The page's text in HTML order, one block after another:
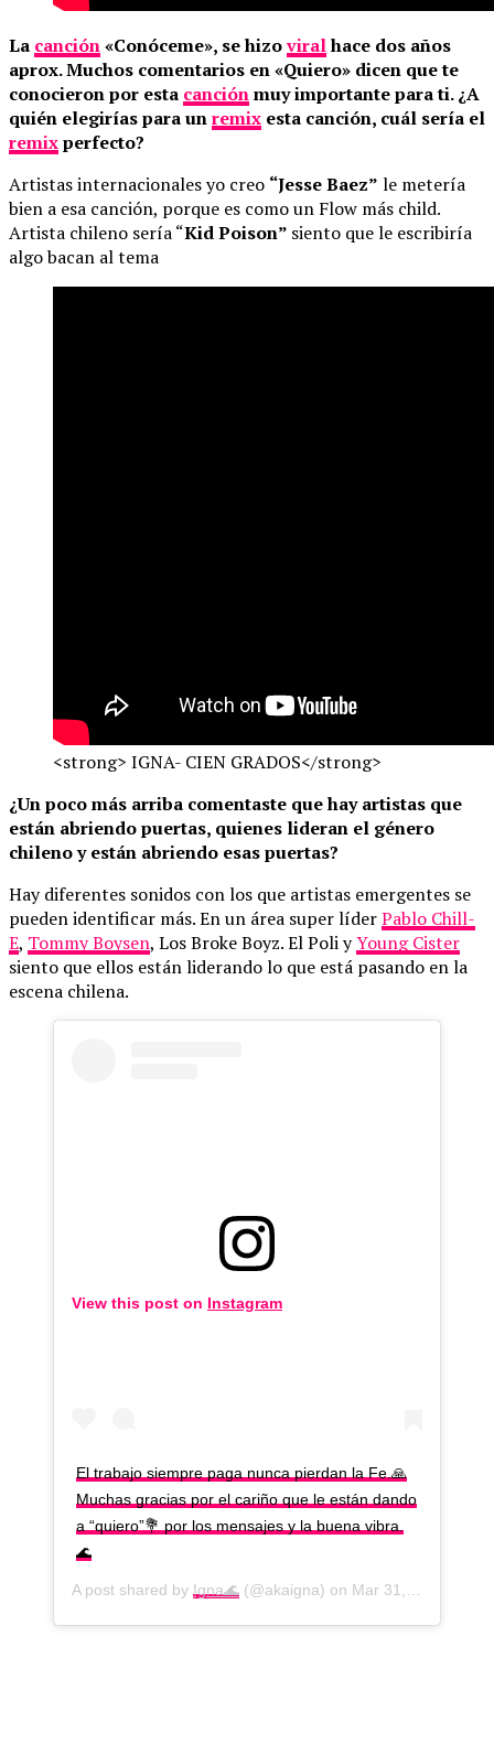
La canción«Conóceme», se hizoviralhace dos años
aprox. Muchos comentarios en «Quiero» dicen que te
conocieron por esta canciónmuy importante para ti. ¿A
quién elegirías para unremix esta canción, cuál sería el
remixperfecto?
Artistas internacionales yo creo “Jesse Baez” le metería
bien a esa canción, porque es como un Flow más child.
Artista chileno sería “Kid Poison” siento que le escribiría
algo bacan al tema
<strong> IGNA- CIEN GRADOS</strong>
¿Un poco más arriba comentaste que hay artistas que
están abriendo puertas, quienes lideran el género
chileno y están abriendo esas puertas?
Hay diferentes sonidos con los que artistas emergentes se
pueden identificar más. En un área super líderPablo Chill-
E, Tommy Boysen, Los Broke Boyz. El Poli yYoung Cister
siento que ellos están liderando lo que está pasando en la
escena chilena.
View this post on Instagram
El trabajo siempre paga nunca pierdan la Fe.🙏
Muchas gracias por el cariño que le están dando
a “quiero”💐 por los mensajes y la buena vibra.
🌊
A post shared by Igna🌊 (@akaigna) on Mar 31, 2020 at 7:35pm PDT